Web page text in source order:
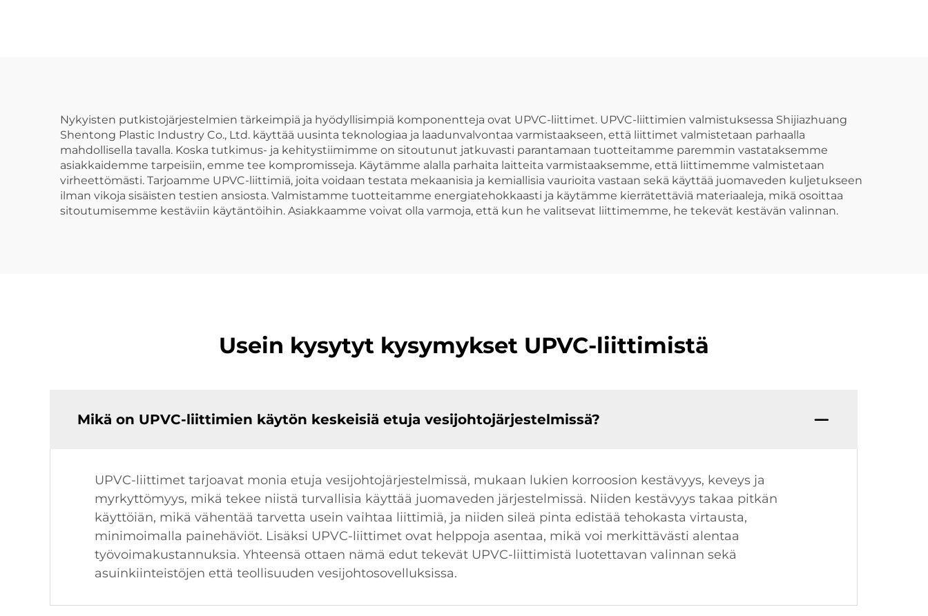
Nykyisten putkistojärjestelmien tärkeimpiä ja hyödyllisimpiä komponentteja ovat UPVC-liittimet. UPVC-liittimien valmistuksessa Shijiazhuang
Shentong Plastic Industry Co., Ltd. käyttää uusinta teknologiaa ja laadunvalvontaa varmistaakseen, että liittimet valmistetaan parhaalla
mahdollisella tavalla. Koska tutkimus- ja kehitystiimimme on sitoutunut jatkuvasti parantamaan tuotteitamme paremmin vastataksemme
asiakkaidemme tarpeisiin, emme tee kompromisseja. Käytämme alalla parhaita laitteita varmistaaksemme, että liittimemme valmistetaan
virheettömästi. Tarjoamme UPVC-liittimiä, joita voidaan testata mekaanisia ja kemiallisia vaurioita vastaan sekä käyttää juomaveden kuljetukseen
ilman vikoja sisäisten testien ansiosta. Valmistamme tuotteitamme energiatehokkaasti ja käytämme kierrätettäviä materiaaleja, mikä osoittaa
sitoutumisemme kestäviin käytäntöihin. Asiakkaamme voivat olla varmoja, että kun he valitsevat liittimemme, he tekevät kestävän valinnan.
Usein kysytyt kysymykset UPVC-liittimistä
Mikä on UPVC-liittimien käytön keskeisiä etuja vesijohtojärjestelmissä?
UPVC-liittimet tarjoavat monia etuja vesijohtojärjestelmissä, mukaan lukien korroosion kestävyys, keveys ja
myrkyttömyys, mikä tekee niistä turvallisia käyttää juomaveden järjestelmissä. Niiden kestävyys takaa pitkän
käyttöiän, mikä vähentää tarvetta usein vaihtaa liittimiä, ja niiden sileä pinta edistää tehokasta virtausta,
minimoimalla painehäviöt. Lisäksi UPVC-liittimet ovat helppoja asentaa, mikä voi merkittävästi alentaa
työvoimakustannuksia. Yhteensä ottaen nämä edut tekevät UPVC-liittimistä luotettavan valinnan sekä
asuinkiinteistöjen että teollisuuden vesijohtosovelluksissa.